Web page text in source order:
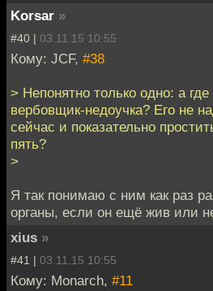
Korsar »
#40 | 03.11.15 10:55
Кому: JCF, #38
> Непонятно только одно: а
вербовщик-недоучка? Его не
сейчас и показательно
пять?
>
Я так понимаю с ним как раз
органы, если он ещё жив или
xius »
#41 | 03.11.15 10:55
Кому: Monarch, #11